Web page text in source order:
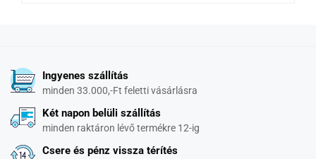
Ingyenes szállítás
minden 33.000,-Ft feletti vásárlásra
Két napon belüli szállítás
minden raktáron lévő termékre 12-ig
Csere és pénz vissza térítés